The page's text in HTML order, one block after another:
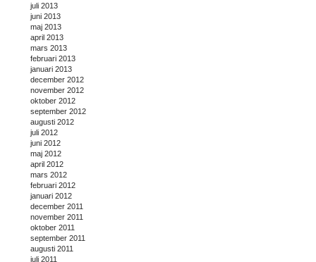
juli 2013
juni 2013
maj 2013
april 2013
mars 2013
februari 2013
januari 2013
december 2012
november 2012
oktober 2012
september 2012
augusti 2012
juli 2012
juni 2012
maj 2012
april 2012
mars 2012
februari 2012
januari 2012
december 2011
november 2011
oktober 2011
september 2011
augusti 2011
juli 2011